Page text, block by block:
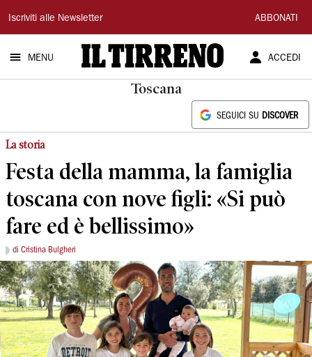
Il
Tirreno
Iscriviti alle Newsletter ABBONATI
MENU ACCEDI
Toscana
SEGUICI SU DISCOVER
La storia
Festa della mamma, la famiglia
toscana con nove figli: «Si può
fare ed è bellissimo»
di Cristina Bulgheri